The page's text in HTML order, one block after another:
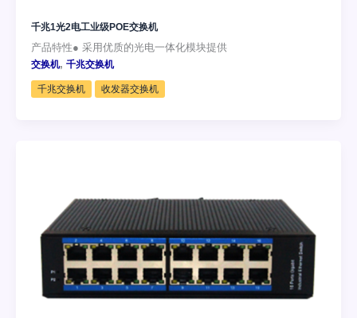
千兆1光2电工业级POE交换机
产品特性● 采用优质的光电一体化模块提供
交换机, 千兆交换机
千兆交换机 收发器交换机